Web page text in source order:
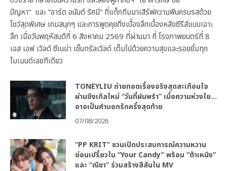
ปัญหา” และ “อาร์ต อนันต์ รัศมี” ที่แท็กทีมมาเสิร์ฟความฟินครบรสด้วย
โชว์สุดพิเศษ เกมสนุกๆ และการพูดคุยถึงเบื้องลึกเบื้องหลังซีรีส์แบบเจาะ
ลึก เมื่อวันพฤหัสบดีที่ 6 สิงหาคม 2569 ที่ผ่านมา ที่ โรงภาพยนตร์ที่ 8
เอส เอฟ เวิลด์ ซีเนม่า เซ็นทรัลเวิลด์ เต็มไปด้วยความสุขและรอยยิ้มทุก
โมเมนต์เลยทีเดียว
TONEYLIU ถ่ายทอดเรื่องจริงสุดสะเทือนใจ
ผ่านซิงเกิลใหม่ “วันที่ฝนพรำ” เมื่อความห่วงใย…
อาจเป็นคำบอกรักครั้งสุดท้าย
07/08/2026
“PP KRIT” ชวนเปิดประสบการณ์ความหวาน
ซ่อนเปรี้ยวใน “Your Candy” พร้อม “ต้าเหนิง”
และ “ณิชา” ร่วมสร้างสีสันใน MV